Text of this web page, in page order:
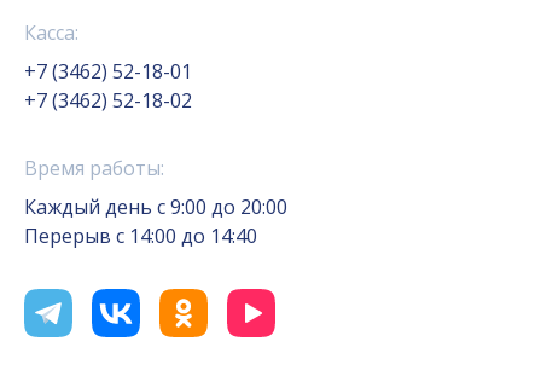
Касса:
+7 (3462) 52-18-01
+7 (3462) 52-18-02
Время работы:
Каждый день с 9:00 до 20:00
Перерыв с 14:00 до 14:40